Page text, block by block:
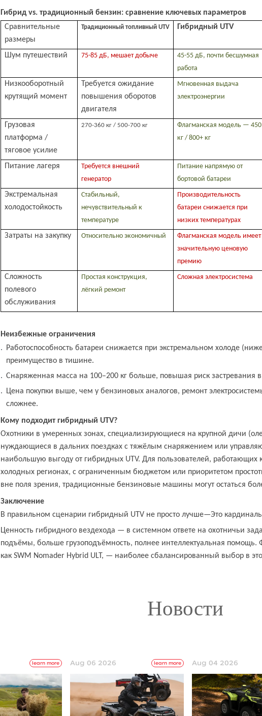
Гибрид vs. традиционный бензин: сравнение ключевых параметров
Сравнительные
размеры
Традиционный топливный UTV Гибридный UTV
Шум путешествий 75-85 дБ, мешает добыче
45-55 дБ, почти бесшумная
работа
Низкооборотный
крутящий момент
Требуется ожидание
повышения оборотов
двигателя
Мгновенная выдача
электроэнергии
Грузовая
платформа /
тяговое усилие
270-360 кг / 500-700 кг
Флагманская модель — 450
кг / 800+ кг
Питание лагеря
Требуется внешний
генератор
Питание напрямую от
бортовой батареи
Экстремальная
холодостойкость
Стабильный,
нечувствительный к
температуре
Производительность
батареи снижается при
низких температурах
Затраты на закупку Относительно экономичный
Флагманская модель имеет
значительную ценовую
премию
Сложность
полевого
обслуживания
Простая конструкция,
лёгкий ремонт
Сложная электросистема
Неизбежные ограничения
Работоспособность батареи снижается при экстремальном холоде
преимущество в тишине.
Снаряженная масса на 100–200 кг больше, повышая риск застревания в
Цена покупки выше, чем у бензиновых аналогов, ремонт
сложнее.
Кому подходит гибридный UTV?
Охотники в умеренных зонах, специализирующиеся на крупной дичи
нуждающиеся в дальних поездках с тяжёлым снаряжением или
наибольшую выгоду от гибридных UTV. Для пользователей, работающих
холодных регионах, с ограниченным бюджетом или приоритетом
вне поля зрения, традиционные бензиновые машины могут остаться
Заключение
В правильном сценарии гибридный UTV не просто лучше—Это
Ценность гибридного вездехода — в системном ответе на охотничьи
подъёмы, больше грузоподъёмность, полнее интеллектуальная помощь.
как SWM Nomader Hybrid ULT, — наиболее сбалансированный выбор в
Новости
learn more Aug 06 2026 learn more Aug 04 2026